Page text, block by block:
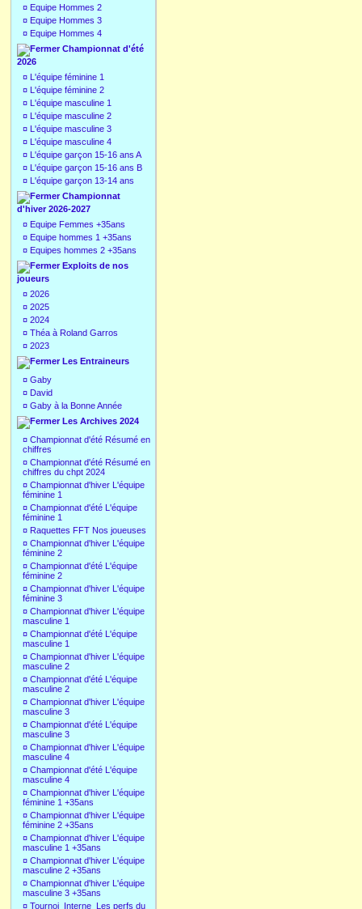
¤ Equipe Hommes 2
¤ Equipe Hommes 3
¤ Equipe Hommes 4
Championnat d'été
2026
¤ L'équipe féminine 1
¤ L'équipe féminine 2
¤ L'équipe masculine 1
¤ L'équipe masculine 2
¤ L'équipe masculine 3
¤ L'équipe masculine 4
¤ L'équipe garçon 15-16 ans A
¤ L'équipe garçon 15-16 ans B
¤ L'équipe garçon 13-14 ans
Championnat
d'hiver 2026-2027
¤ Equipe Femmes +35ans
¤ Equipe hommes 1 +35ans
¤ Equipes hommes 2 +35ans
Exploits de nos
joueurs
¤ 2026
¤ 2025
¤ 2024
¤ Théa à Roland Garros
¤ 2023
Les Entraineurs
¤ Gaby
¤ David
¤ Gaby à la Bonne Année
Les Archives 2024
¤ Championnat d'été Résumé en
chiffres
¤ Championnat d'été Résumé en
chiffres du chpt 2024
¤ Championnat d'hiver L'équipe
féminine 1
¤ Championnat d'été L'équipe
féminine 1
¤ Raquettes FFT Nos joueuses
¤ Championnat d'hiver L'équipe
féminine 2
¤ Championnat d'été L'équipe
féminine 2
¤ Championnat d'hiver L'équipe
féminine 3
¤ Championnat d'hiver L'équipe
masculine 1
¤ Championnat d'été L'équipe
masculine 1
¤ Championnat d'hiver L'équipe
masculine 2
¤ Championnat d'été L'équipe
masculine 2
¤ Championnat d'hiver L'équipe
masculine 3
¤ Championnat d'été L'équipe
masculine 3
¤ Championnat d'hiver L'équipe
masculine 4
¤ Championnat d'été L'équipe
masculine 4
¤ Championnat d'hiver L'équipe
féminine 1 +35ans
¤ Championnat d'hiver L'équipe
féminine 2 +35ans
¤ Championnat d'hiver L'équipe
masculine 1 +35ans
¤ Championnat d'hiver L'équipe
masculine 2 +35ans
¤ Championnat d'hiver L'équipe
masculine 3 +35ans
¤ Tournoi_Interne_Les perfs du